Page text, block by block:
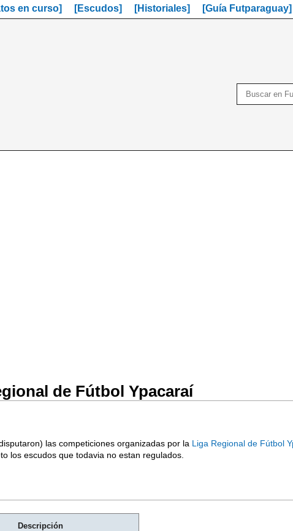
en curso] [Escudos] [Historiales] [Guía Futparaguay]
de Fútbol Ypacaraí
las competiciones organizadas por la Liga Regional de Fútbol
los escudos que todavia no estan regulados.
Descripción